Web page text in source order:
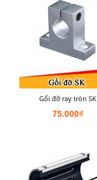
Gối đỡ ray tròn SK
75.000₫